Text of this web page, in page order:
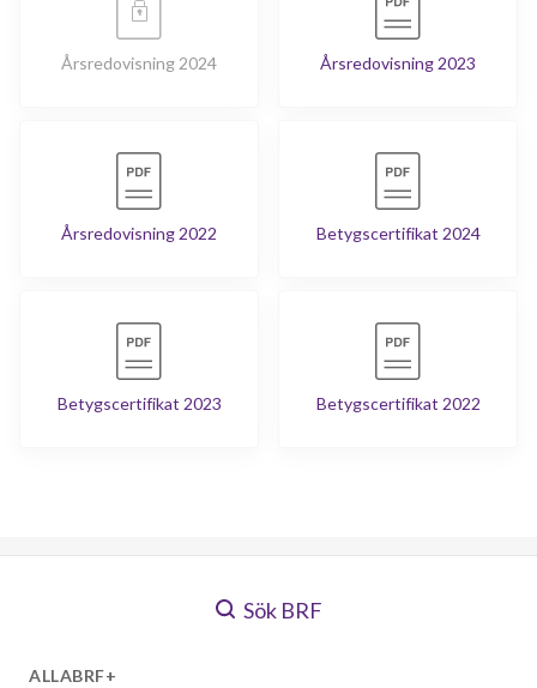
Årsredovisning 2024 Årsredovisning 2023
Årsredovisning 2022 Betygscertifikat 2024
Betygscertifikat 2023 Betygscertifikat 2022
Sök BRF
ALLABRF+